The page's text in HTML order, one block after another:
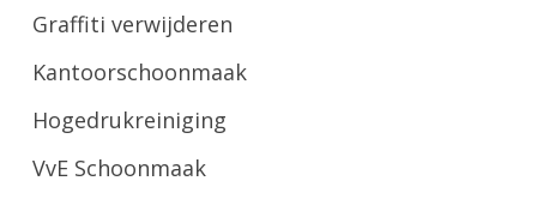
Graffiti verwijderen
Kantoorschoonmaak
Hogedrukreiniging
VvE Schoonmaak